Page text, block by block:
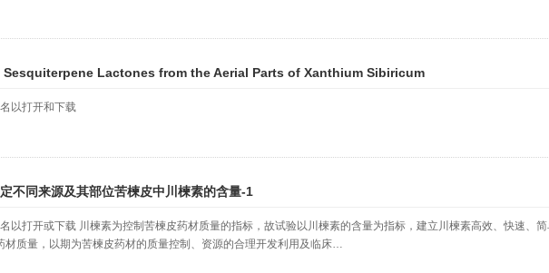
Lactones from the Aerial Parts of Xanthium Sibiricum
以打开和下载
不同来源及其部位苦楝皮中川楝素的含量-1
以打开或下载 川楝素为控制苦楝皮药材质量的指标，故试验以川楝素的含量为指标，建立川楝素高效、快速、
材质量，以期为苦楝皮药材的质量控制、资源的合理开发利用及临床…